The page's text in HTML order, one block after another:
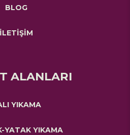
BLOG
İLETİŞİM
ALANLARI
YIKAMA
YATAK YIKAMA